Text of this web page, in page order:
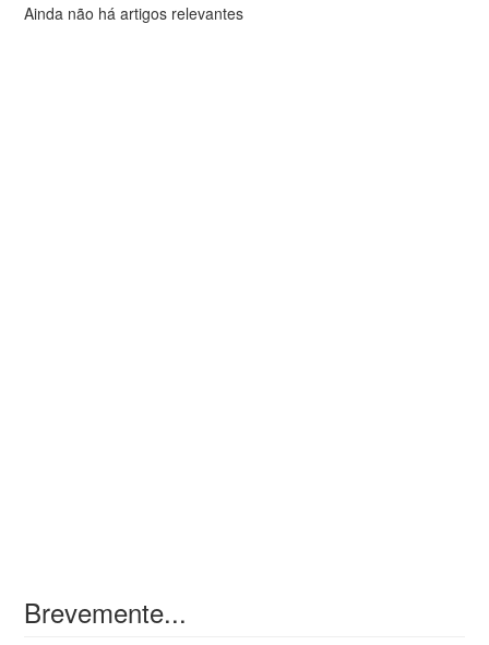
Ainda não há artigos relevantes
Brevemente...